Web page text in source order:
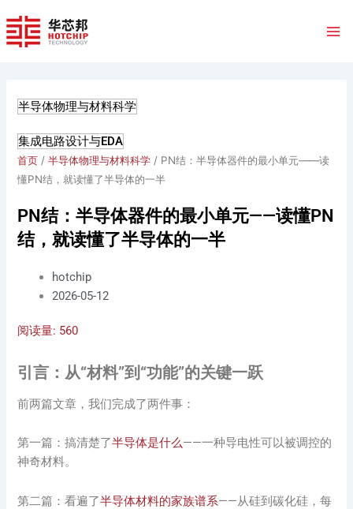
至
内
半导体物理与材料科学
集成电路设计与EDA
首页 /半导体物理与材料科学 / PN结：半导体器件的最小单元——读
懂PN结，就读懂了半导体的一半
PN结：半导体器件的最小单元——读懂PN
结，就读懂了半导体的一半
hotchip
2026-05-12
阅读量: 560
引言：从“材料”到“功能”的关键一跃
前两篇文章，我们完成了两件事：
第一篇：搞清楚了半导体是什么——一种导电性可以被调控的
神奇材料。
第二篇：看遍了半导体材料的家族谱系——从硅到碳化硅，每